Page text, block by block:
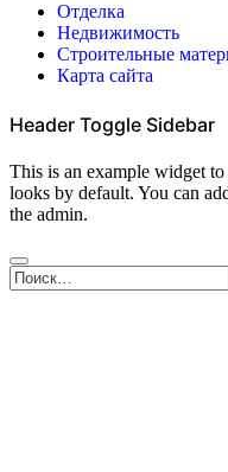
Отделка
Недвижимость
Строительные
Карта сайта
Header Toggle Sidebar
This is an example widget
looks by default. You can
the admin.
Найти: